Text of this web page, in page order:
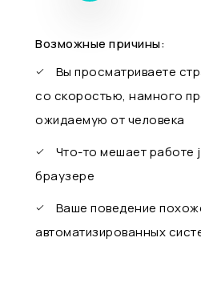
Возможные причины:
Вы просматриваете
со скоростью, намного
ожидаемую от человека
Что-то мешает работе
браузере
Ваше поведение
автоматизированных